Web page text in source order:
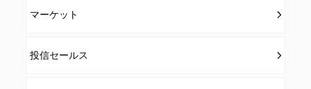
マーケット
投信セールス